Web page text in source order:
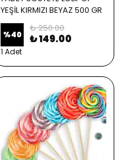
YEŞİL KIRMIZI BEYAZ 500 GR
%40
₺ 250.00
₺ 149.00
1 Adet